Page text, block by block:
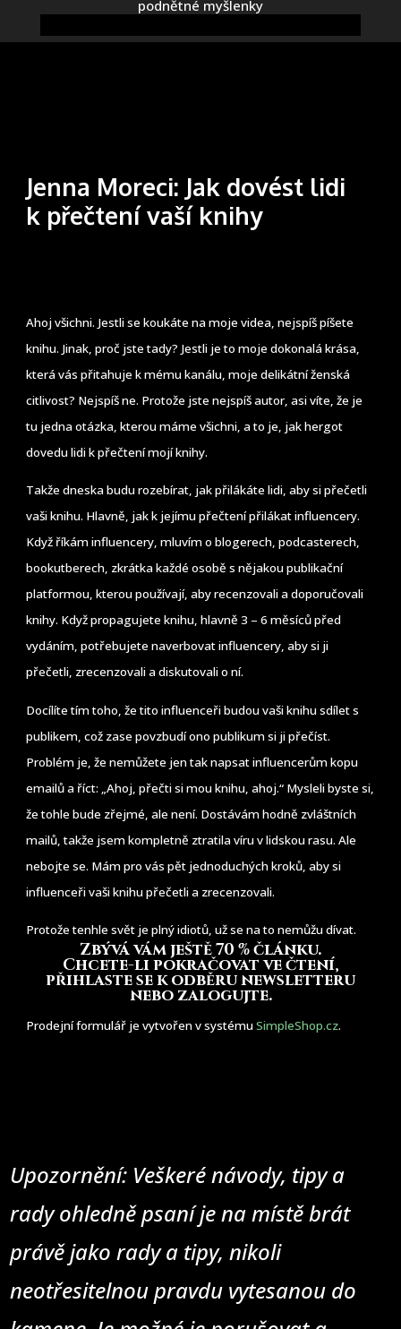
podnětné myšlenky
Jenna Moreci: Jak dovést lidi
k přečtení vaší knihy
Ahoj všichni. Jestli se koukáte na moje videa, nejspíš píšete
knihu. Jinak, proč jste tady? Jestli je to moje dokonalá krása,
která vás přitahuje k mému kanálu, moje delikátní ženská
citlivost? Nejspíš ne. Protože jste nejspíš autor, asi víte, že je
tu jedna otázka, kterou máme všichni, a to je, jak hergot
dovedu lidi k přečtení mojí knihy.
Takže dneska budu rozebírat, jak přilákáte lidi, aby si přečetli
vaši knihu. Hlavně, jak k jejímu přečtení přilákat influencery.
Když říkám influencery, mluvím o blogerech, podcasterech,
bookutberech, zkrátka každé osobě s nějakou publikační
platformou, kterou používají, aby recenzovali a doporučovali
knihy. Když propagujete knihu, hlavně 3 – 6 měsíců před
vydáním, potřebujete naverbovat influencery, aby si ji
přečetli, zrecenzovali a diskutovali o ní.
Docílíte tím toho, že tito influenceři budou vaši knihu sdílet s
publikem, což zase povzbudí ono publikum si ji přečíst.
Problém je, že nemůžete jen tak napsat influencerům kopu
emailů a říct: „Ahoj, přečti si mou knihu, ahoj.“ Mysleli byste si,
že tohle bude zřejmé, ale není. Dostávám hodně zvláštních
mailů, takže jsem kompletně ztratila víru v lidskou rasu. Ale
nebojte se. Mám pro vás pět jednoduchých kroků, aby si
influenceři vaši knihu přečetli a zrecenzovali.
Protože tenhle svět je plný idiotů, už se na to nemůžu dívat.
Zbývá vám ještě 70 % článku.
Chcete-li pokračovat ve čtení,
přihlaste se k odběru newsletteru
nebo zalogujte.
Prodejní formulář je vytvořen v systémuSimpleShop.cz.
Upozornění: Veškeré návody, tipy a
rady ohledně psaní je na místě brát
právě jako rady a tipy, nikoli
neotřesitelnou pravdu vytesanou do